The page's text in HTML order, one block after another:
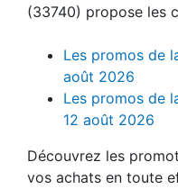
(33740) propose les
Les promos de
août 2026
Les promos de
12 août 2026
Découvrez les
vos achats en toute